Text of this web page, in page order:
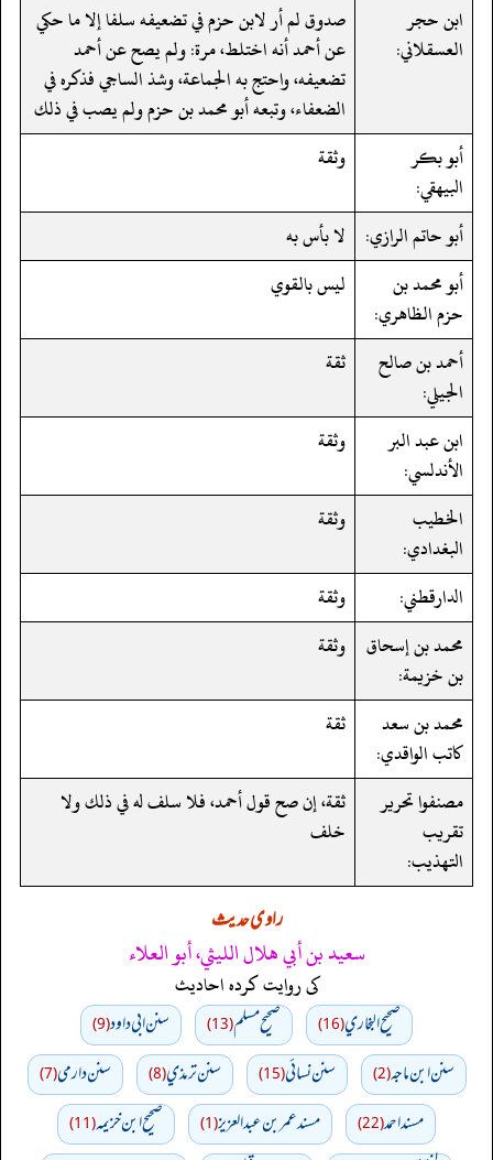
ابن حجر
العسقلاني:
صدوق لم أر لابن حزم في تضعيفه سلفا إلا ما حكي
عن أحمد أنه اختلط، مرة: ولم يصح عن أحمد
تضعيفه، واحتج به الجماعة، وشذ الساجي فذكره في
الضعفاء، وتبعه أبو محمد بن حزم ولم يصب في ذلك
أبو بكر
البيهقي:
وثقة
أبو حاتم الرازي:
لا بأس به
أبو محمد بن
حزم الظاهري:
ليس بالقوي
أحمد بن صالح
الجيلي:
ثقة
ابن عبد البر
الأندلسي:
وثقة
الخطيب
البغدادي:
وثقة
الدارقطني:
وثقة
محمد بن إسحاق
بن خزيمة:
وثقة
محمد بن سعد
كاتب الواقدي:
ثقة
مصنفوا تحرير
تقريب
التهذيب:
ثقة، إن صح قول أحمد، فلا سلف له في ذلك ولا
خلف
راوی حدیث
سعيد بن أبي هلال الليثي، أبو العلاء
کی روایت کردہ احادیث
صحيح البخاري(16) صحيح مسلم(13) سنن ابي داود(9)
سنن ابن ماجه(2) سنن نسائي(15) سنن ترمذي(8) سنن دارمي(7)
مسند احمد(22) مسند عمر بن عبد العزيز(1) صحيح ابن خزيمه(11)